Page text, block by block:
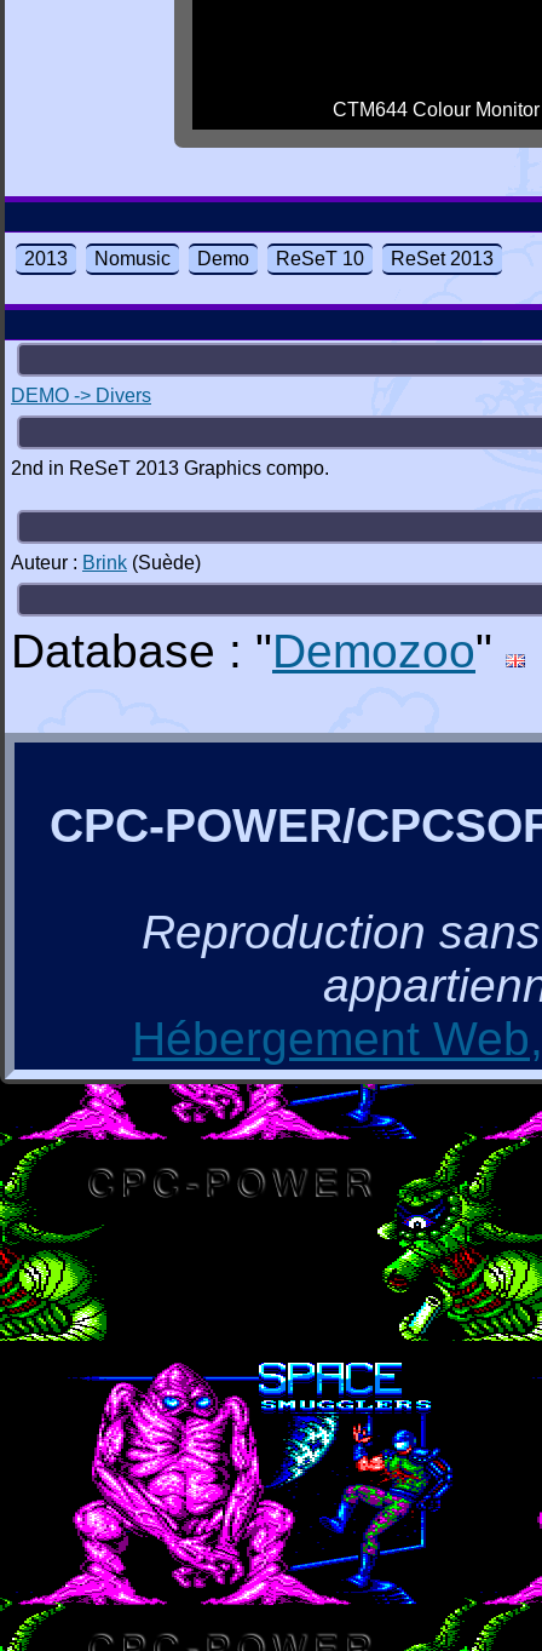
CTM644 Colour Monitor
2013 Nomusic Demo ReSeT 10 ReSet 2013
DEMO -> Divers
2nd in ReSeT 2013 Graphics compo.
Auteur : Brink (Suède)
Database : "Demozoo"
CPC-POWER/
Reproduction
Hébergement